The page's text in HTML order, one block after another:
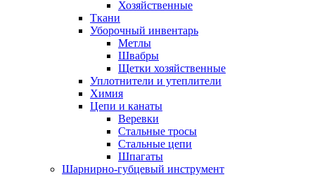
Хозяйственные
Ткани
Уборочный инвентарь
Метлы
Швабры
Щетки хозяйственные
Уплотнители и утеплители
Химия
Цепи и канаты
Веревки
Стальные тросы
Стальные цепи
Шпагаты
Шарнирно-губцевый инструмент